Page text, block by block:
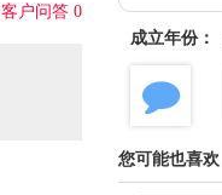
客户问答 0
成立年份：
您可能也喜欢